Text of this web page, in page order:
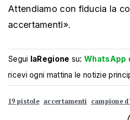
Attendiamo con fiducia la
accertamenti».
Segui laRegione su:WhatsApp
ricevi ogni mattina le notizie
19 pistole accertamenti campione